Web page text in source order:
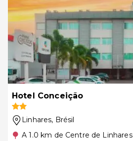
Hotel Conceição
Linhares, Brésil
A 1.0 km de Centre de Linhares